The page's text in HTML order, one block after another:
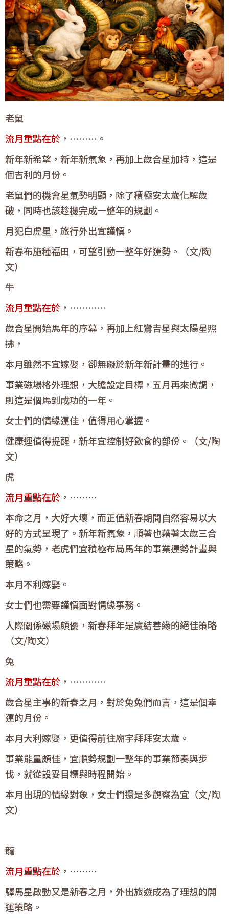
老鼠
流月重點在於 ，………。
新年新希望，新年新氣象，再加上歲合星加持，這是
個吉利的月份。
老鼠們的機會星氣勢明顯，除了積極安太歲化解歲
破，同時也該趁機完成一整年的規劃。
月犯白虎星，旅行外出宜謹慎。
新春布施種福田，可望引動一整年好運勢。（文/陶
文）
牛
流月重點在於 ，…………
歲合星開始馬年的序幕，再加上紅鸞吉星與太陽星照
拂，
本月雖然不宜嫁娶，卻無礙於新年新計畫的進行。
事業磁場格外理想，大膽設定目標，五月再來微調，
則這是個馬到成功的一年。
女士們的情緣運佳，值得用心掌握。
健康運值得提醒，新年宜控制好飲食的部份。（文/陶
文）
虎
流月重點在於 ，………
本命之月，大好大壞，而正值新春期間自然容易以大
好的方式呈現了。新年新氣象，順著也藉著太歲三合
星的氣勢，老虎們宜積極布局馬年的事業運勢計畫與
策略。
本月不利嫁娶。
女士們也需要謹慎面對情緣事務。
人際關係磁場頗優，新春拜年是廣結善緣的絕佳策略
（文/陶文）
兔
流月重點在於 ，…………
歲合星主事的新春之月，對於兔兔們而言，這是個幸
運的月份。
本月大利嫁娶，更值得前往廟宇拜拜安太歲。
事業能量頗佳，宜順勢規劃一整年的事業節奏與步
伐，就從設妥目標與時程開始。
本月出現的情緣對象，女士們還是多觀察為宜（文/陶
文）
龍
流月重點在於 ，………
驛馬星啟動又是新春之月，外出旅遊成為了理想的開
運策略。